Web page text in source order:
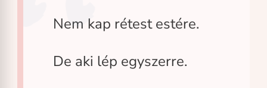
Nem kap rétest estére.
De aki lép egyszerre.